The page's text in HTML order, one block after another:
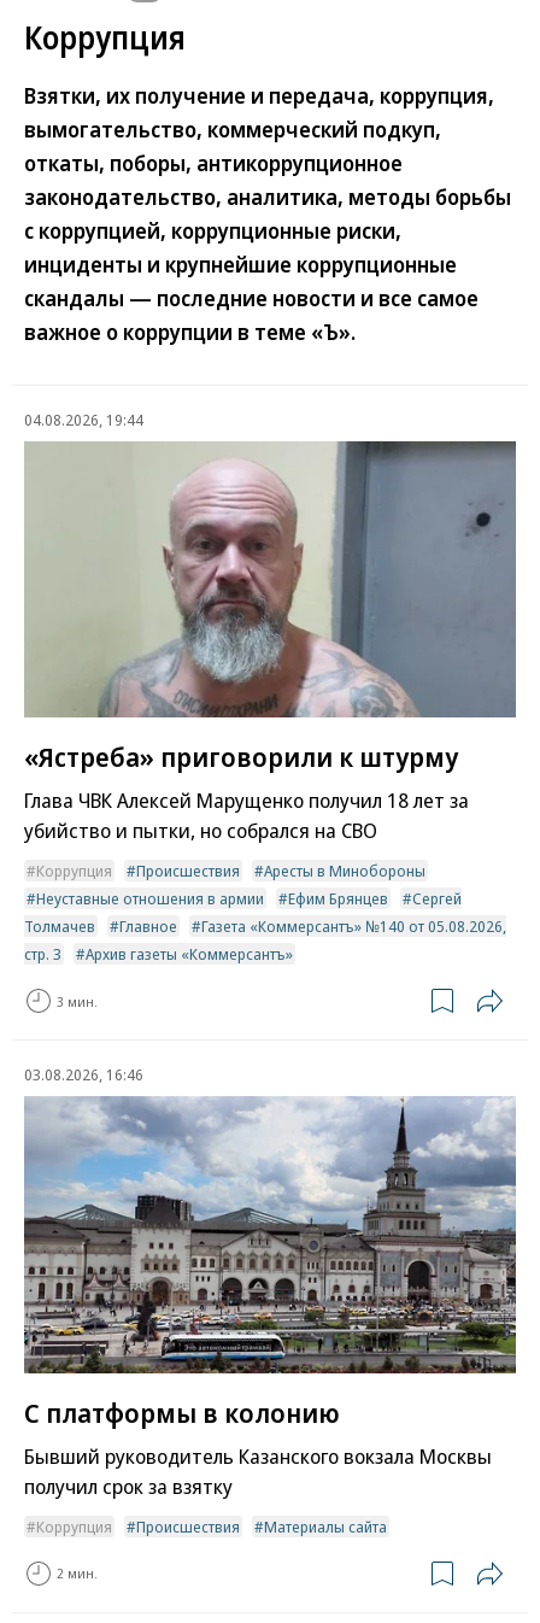
Коррупция
Взятки, их получение и передача, коррупция,
вымогательство, коммерческий подкуп,
откаты, поборы, антикоррупционное
законодательство, аналитика, методы борьбы
с коррупцией, коррупционные риски,
инциденты и крупнейшие коррупционные
скандалы — последние новости и все самое
важное о коррупции в теме «Ъ».
04.08.2026, 19:44
«Ястреба» приговорили к штурму
Глава ЧВК Алексей Марущенко получил 18 лет за
убийство и пытки, но собрался на СВО
Коррупция Происшествия
Аресты в Минобороны
Неуставные отношения в армии
Ефим Брянцев
Сергей
Толмачев
Главное
Газета «Коммерсантъ» №140 от 05.08.2026,
стр. 3
Архив газеты «Коммерсантъ»
3 мин.
03.08.2026, 16:46
С платформы в колонию
Бывший руководитель Казанского вокзала Москвы
получил срок за взятку
Коррупция Происшествия Материалы сайта
2 мин.